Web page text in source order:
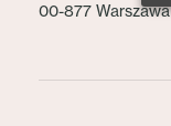
00-877 Warszawa